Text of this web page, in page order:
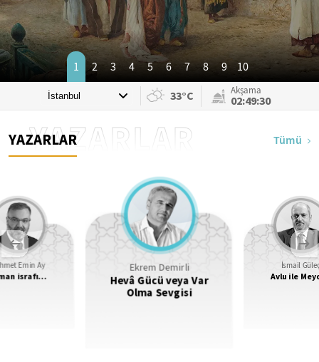
1 2 3 4 5 6 7 8 9 10
33°C Akşama
02:49:28
YAZARLAR
YAZARLAR Tümü
Emin Ay
israfı…
Ekrem Demirli
Hevâ Gücü veya Var
Olma Sevgisi
İsmail
Avlu ile